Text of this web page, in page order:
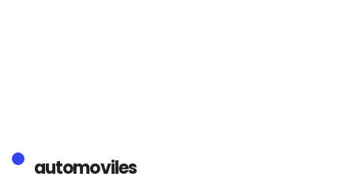
automoviles